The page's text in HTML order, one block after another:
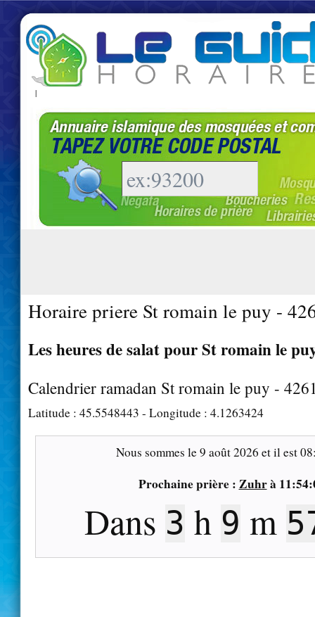
|
Horaire priere St romain le puy -
Les heures de salat pour St romain le
Calendrier ramadan St romain le puy -
Latitude : 45.5548443 - Longitude : 4.1263424
Nous sommes le9 août 2026 et il est
Prochaine prière : Zuhrà
Dans 3 h 9 m